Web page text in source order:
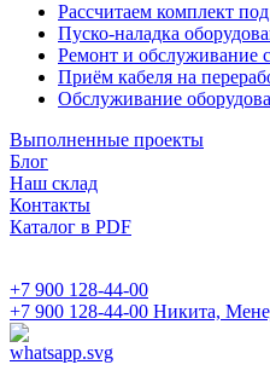
Рассчитаем комплект
Пуско-наладка
Ремонт и обслуживание
Приём кабеля на
Обслуживание
Выполненные проекты
Блог
Наш склад
Контакты
Каталог в PDF
+7 900 128-44-00
+7 900 128-44-00 Никита,